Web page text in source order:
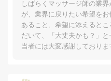
しばらくマッサージ師の業
が、業界に戻りたい希望を
あること、希望に添えると
だいて、「大丈夫かも？」
当者には大変感謝しておりま